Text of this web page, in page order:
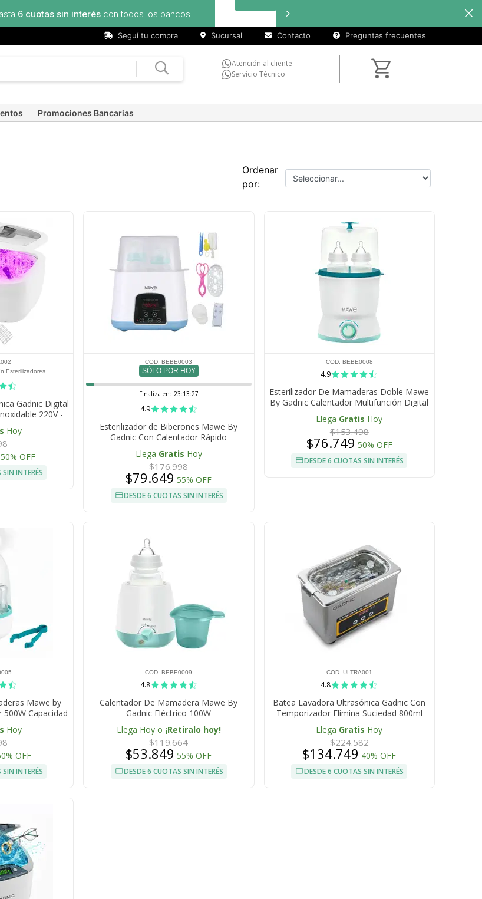
6 cuotas sin interéscon todos los bancos
Seguí tu compra Sucursal Contacto Preguntas frecuentes
Atención al cliente
Servicio Técnico
Promociones Bancarias
Ordenar
por:
Esterilizadores
Gadnic Digital
220V -
Hoy
50% OFF
INTERÉS
COD. BEBE0003
SÓLO POR HOY
Finaliza en: 23:13:26
4.9
Esterilizador de Biberones Mawe By
Gadnic Con Calentador Rápido
Llega Gratis Hoy
$176.998
$79.649 55% OFF
DESDE 6 CUOTAS SIN INTERÉS
COD. BEBE0008
4.9
Esterilizador De Mamaderas Doble Mawe
By Gadnic Calentador Multifunción Digital
Llega Gratis Hoy
$153.498
$76.749 50% OFF
DESDE 6 CUOTAS SIN INTERÉS
Mawe by
500W Capacidad
Hoy
OFF
INTERÉS
COD. BEBE0009
4.8
Calentador De Mamadera Mawe By
Gadnic Eléctrico 100W
Llega Hoy o ¡Retiralo hoy!
$119.664
$53.849 55% OFF
DESDE 6 CUOTAS SIN INTERÉS
COD. ULTRA001
4.8
Batea Lavadora Ultrasónica Gadnic Con
Temporizador Elimina Suciedad 800ml
Llega Gratis Hoy
$224.582
$134.749 40% OFF
DESDE 6 CUOTAS SIN INTERÉS